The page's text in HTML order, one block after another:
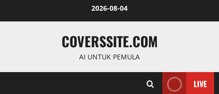
2026-08-04
COVERSSITE.COM
AI UNTUK PEMULA
LIVE